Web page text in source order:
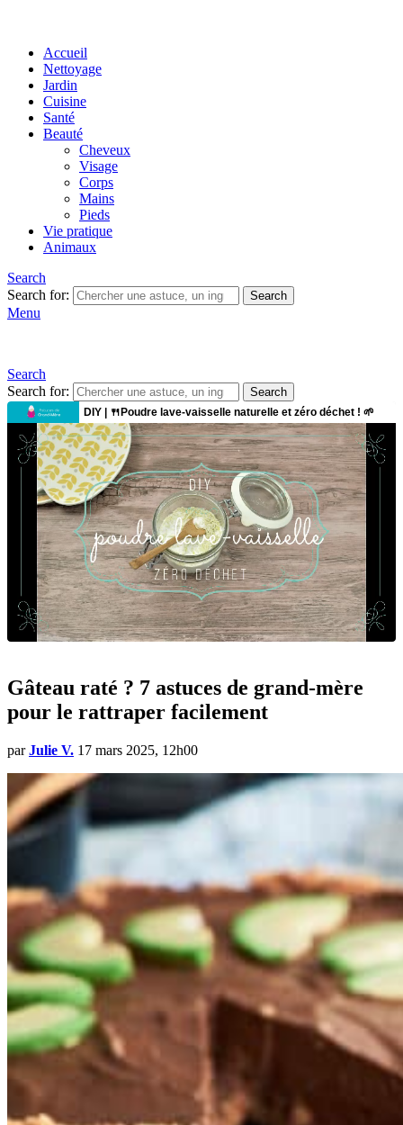
Accueil
Nettoyage
Jardin
Cuisine
Santé
Beauté
Cheveux
Visage
Corps
Mains
Pieds
Vie pratique
Animaux
Search
Search for:
Search
Menu
Search
Search for:
Search
Gâteau raté ? 7 astuces de grand-mère
pour le rattraper facilement
par Julie V. 17 mars 2025, 12h00